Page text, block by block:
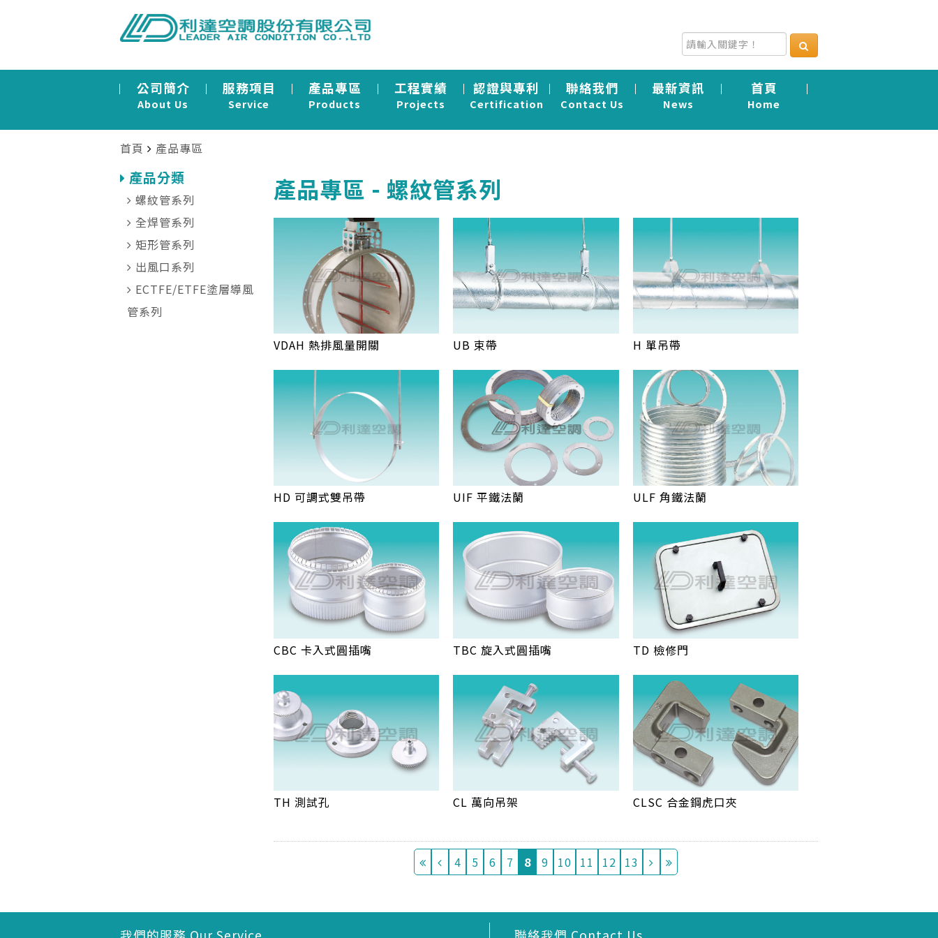
公司簡介
About Us
服務項目
Service
產品專區
Products
工程實績
Projects
認證與專利
Certification
聯絡我們
Contact Us
最新資訊
News
首頁
Home
首頁 產品專區
產品分類
螺紋管系列
全焊管系列
矩形管系列
出風口系列
ECTFE/ETFE塗層導風
管系列
產品專區 - 螺紋管系列
VDAH 熱排風量開關 UB 束帶 H 單吊帶
HD 可調式雙吊帶 UIF 平鐵法蘭 ULF 角鐵法蘭
CBC 卡入式圓插嘴 TBC 旋入式圓插嘴 TD 檢修門
TH 測試孔 CL 萬向吊架 CLSC 合金鋼虎口夾
4 5 6 7 8 9 10 11 12 13